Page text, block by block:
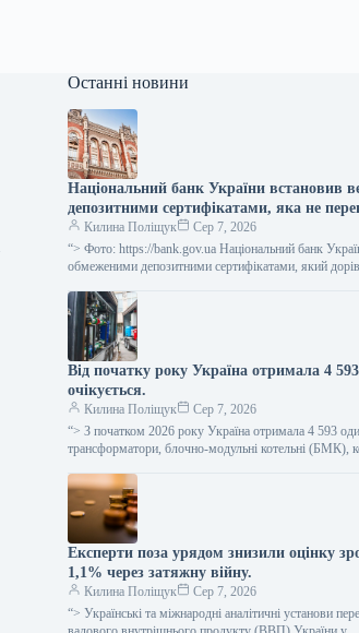
Останні новини
Національний банк України встановив
депозитними сертифікатами, яка не
Килина Поліщук
Сер 7, 2026
“> Фото: https://bank.gov.ua Національний банк
обмеженими депозитними сертифікатами, який
Від початку року Україна отримала 4
очікується.
Килина Поліщук
Сер 7, 2026
“> З початком 2026 року Україна отримала 4 593
трансформатори, блочно-модульні котельні (БМК),
Експерти поза урядом знизили оцінку
1,1% через затяжну війну.
Килина Поліщук
Сер 7, 2026
“> Українські та міжнародні аналітичні установи